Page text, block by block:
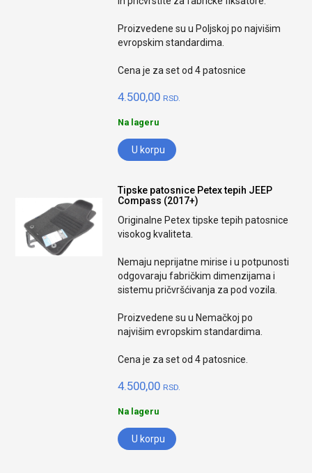
Proizvedene su u Poljskoj po najvišim
evropskim standardima.
Cena je za set od 4 patosnice
4.500,00 RSD.
Na lageru
U korpu
Tipske patosnice Petex tepih JEEP
Compass (2017+)
Originalne Petex tipske tepih patosnice
visokog kvaliteta.
Nemaju neprijatne mirise i u potpunosti
odgovaraju fabričkim dimenzijama i
sistemu pričvršćivanja za pod vozila.
Proizvedene su u Nemačkoj po
najvišim evropskim standardima.
Cena je za set od 4 patosnice.
4.500,00 RSD.
Na lageru
U korpu